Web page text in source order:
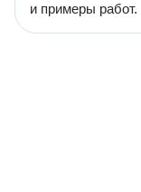
и примеры работ.